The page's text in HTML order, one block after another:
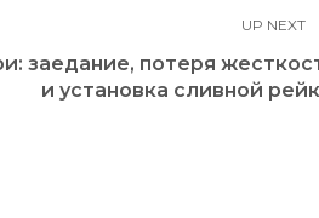
UP NEXT
заедание, потеря
и установка сливной